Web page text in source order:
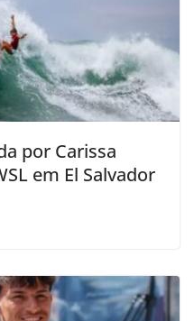
por Carissa
em El Salvador